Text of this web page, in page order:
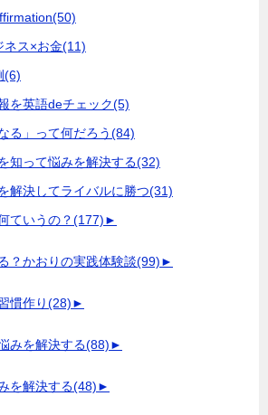
(50)
ネス×お金(11)
(6)
を英語deチェック(5)
る」って何だろう(84)
知って悩みを解決する(32)
解決してライバルに勝つ(31)
ていうの？(177)►
？かおりの実践体験談(99)►
慣作り(28)►
みを解決する(88)►
を解決する(48)►